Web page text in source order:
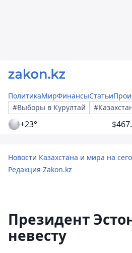
ПолитикаМирФинансыСтатьи
#Выборы в Курултай
+23° $
Новости Казахстана и мира на
Редакция Zakon.kz
Президент
невесту